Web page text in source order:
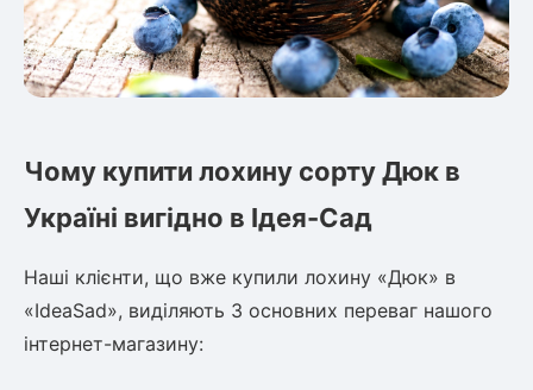
Чому купити лохину сорту Дюк в
Україні вигідно в Ідея-Сад
Наші клієнти, що вже купили лохину «Дюк» в
«IdeaSad», виділяють 3 основних переваг нашого
інтернет-магазину: